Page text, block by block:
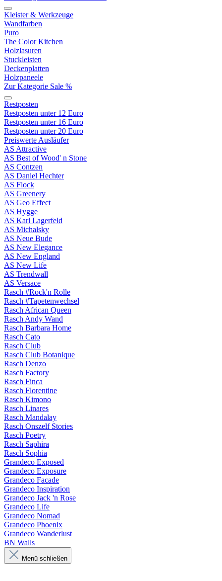
Kleister & Werkzeuge
Wandfarben
Puro
The Color Kitchen
Holzlasuren
Stuckleisten
Deckenplatten
Holzpaneele
Zur Kategorie Sale %
Restposten
Restposten unter 12 Euro
Restposten unter 16 Euro
Restposten unter 20 Euro
Preiswerte Ausläufer
AS Attractive
AS Best of Wood' n Stone
AS Contzen
AS Daniel Hechter
AS Flock
AS Greenery
AS Geo Effect
AS Hygge
AS Karl Lagerfeld
AS Michalsky
AS Neue Bude
AS New Elegance
AS New England
AS New Life
AS Trendwall
AS Versace
Rasch #Rock'n Rolle
Rasch #Tapetenwechsel
Rasch African Queen
Rasch Andy Wand
Rasch Barbara Home
Rasch Cato
Rasch Club
Rasch Club Botanique
Rasch Denzo
Rasch Factory
Rasch Finca
Rasch Florentine
Rasch Kimono
Rasch Linares
Rasch Mandalay
Rasch Onszelf Stories
Rasch Poetry
Rasch Saphira
Rasch Sophia
Grandeco Exposed
Grandeco Exposure
Grandeco Facade
Grandeco Inspiration
Grandeco Jack 'n Rose
Grandeco Life
Grandeco Nomad
Grandeco Phoenix
Grandeco Wanderlust
BN Walls
Menü schließen